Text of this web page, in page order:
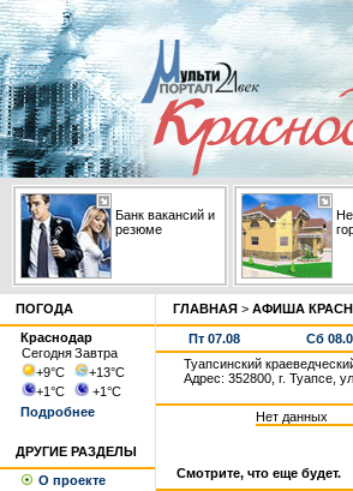
Банк вакансий и
резюме
ПОГОДА
Краснодар
СегодняЗавтра
+9°С +13°С
+1°С +1°С
Подробнее
ДРУГИЕ РАЗДЕЛЫ
О проекте
ГЛАВНАЯ > АФИША
Пт 07.08 Сб
Туапсинский
Адрес: 352800, г. Туапсе,
Нет данных
Смотрите, что еще будет.